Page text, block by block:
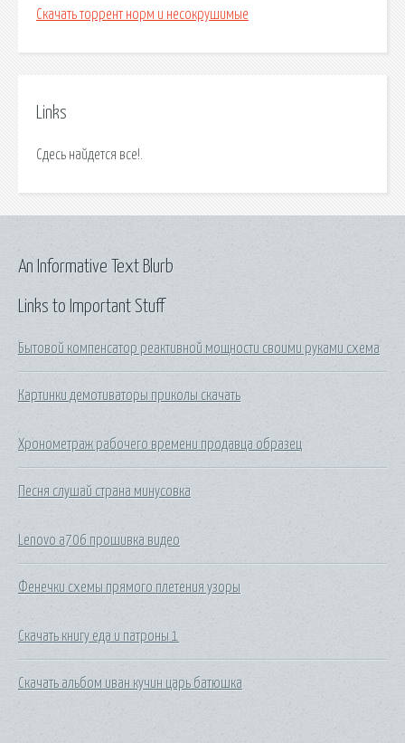
Скачать торрент норм и несокрушимые
Links
Сдесь найдется все!.
Links to Important Stuff
Бытовой компенсатор реактивной мощности своими руками схема
Картинки демотиваторы приколы скачать
Хронометраж рабочего времени продавца образец
Песня слушай страна минусовка
Lenovo a706 прошивка видео
Фенечки схемы прямого плетения узоры
Скачать книгу еда и патроны 1
Скачать альбом иван кучин царь батюшка
An Informative Text Blurb